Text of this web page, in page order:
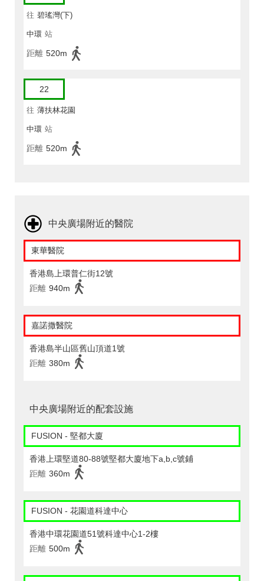
往 碧瑤灣(下)
中環 站
距離 520m
22
往 薄扶林花園
中環 站
距離 520m
中央廣場附近的醫院
東華醫院
香港島上環普仁街12號
距離 940m
嘉諾撒醫院
香港島半山區舊山頂道1號
距離 380m
中央廣場附近的配套設施
FUSION - 堅都大廈
香港上環堅道80-88號堅都大廈地下a,b,c號鋪
距離 360m
FUSION - 花園道科達中心
香港中環花園道51號科達中心1-2樓
距離 500m